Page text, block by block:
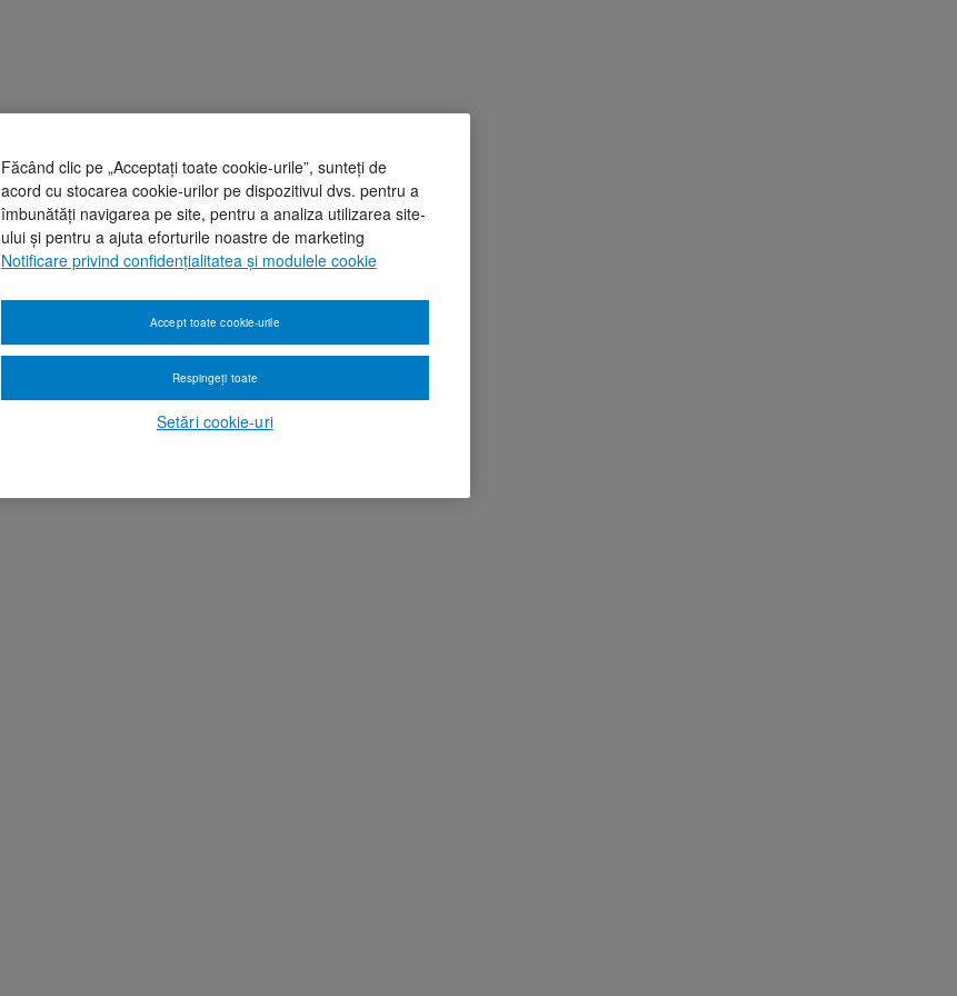
Făcând clic pe „Acceptați toate cookie-urile”, sunteți de
acord cu stocarea cookie-urilor pe dispozitivul dvs. pentru a
îmbunătăți navigarea pe site, pentru a analiza utilizarea site-
ului și pentru a ajuta eforturile noastre de marketing
Notificare privind confidențialitatea și modulele cookie
Setări cookie-uri
Respingeți toate
Accept toate cookie-urile